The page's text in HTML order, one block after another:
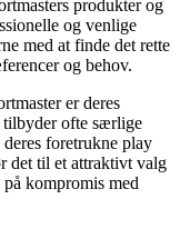
produkter og
og venlige
med at finde det rette
og behov.
er deres
ofte særlige
foretrukne play
det til et attraktivt valg
på kompromis med